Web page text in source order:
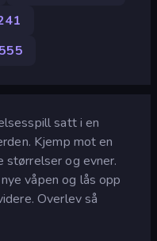
satt i en
Kjemp mot en
størrelser og evner.
våpen og lås opp
Overlev så